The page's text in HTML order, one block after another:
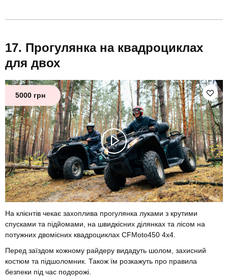
Прогулянка на квадроциклах
для двох
5000 грн
На клієнтів чекає захоплива прогулянка луками з крутими
спусками та підйомами, на швидкісних ділянках та лісом на
потужних двомісних квадроциклах CFMoto450 4x4.
Перед заїздом кожному райдеру видадуть шолом, захисний
костюм та підшоломник. Також їм розкажуть про правила
безпеки під час подорожі.